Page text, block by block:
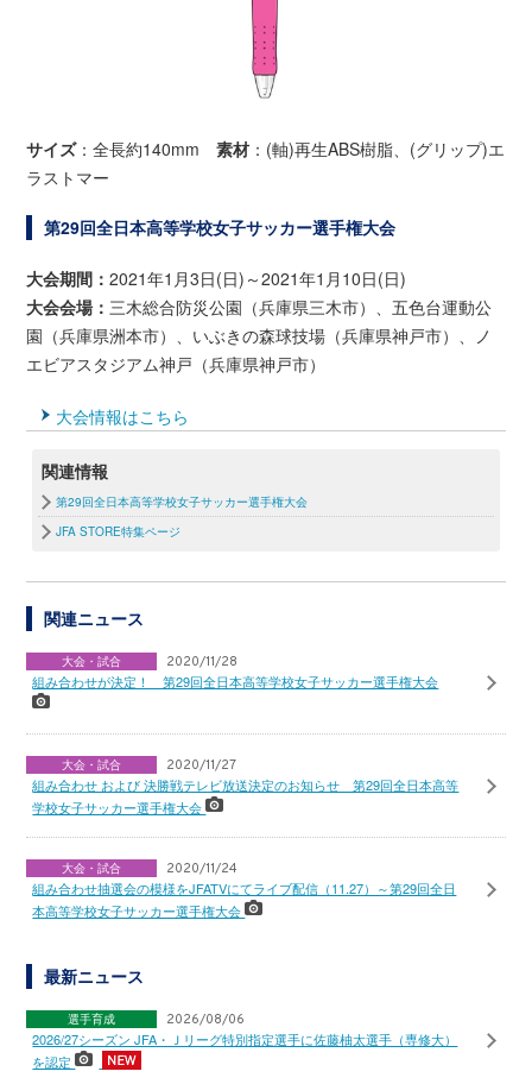
サイズ：全長約140mm素材 ：(軸)再生ABS樹脂、(グリップ)エ
ラストマー
第29回全日本高等学校女子サッカー選手権大会
大会期間：2021年1月3日(日)～2021年1月10日(日)
大会会場：三木総合防災公園（兵庫県三木市）、五色台運動公
園（兵庫県洲本市）、いぶきの森球技場（兵庫県神戸市）、ノ
エビアスタジアム神戸（兵庫県神戸市）
大会情報はこちら
関連情報
第29回全日本高等学校女子サッカー選手権大会
JFA STORE特集ページ
関連ニュース
大会・試合 2020/11/28
組み合わせが決定！ 第29回全日本高等学校女子サッカー選手権大会
大会・試合 2020/11/27
組み合わせ および 決勝戦テレビ放送決定のお知らせ 第29回全日本高等
学校女子サッカー選手権大会
大会・試合 2020/11/24
組み合わせ抽選会の模様をJFATVにてライブ配信（11.27）～第29回全日
本高等学校女子サッカー選手権大会
最新ニュース
選手育成 2026/08/06
2026/27シーズン JFA・Ｊリーグ特別指定選手に佐藤柚太選手（専修大）
を認定